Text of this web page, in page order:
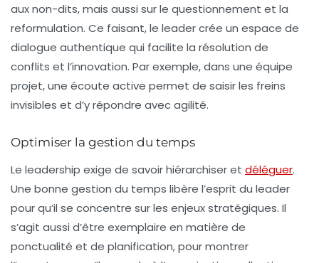
aux non-dits, mais aussi sur le questionnement et la
reformulation. Ce faisant, le leader crée un espace de
dialogue authentique qui facilite la résolution de
conflits et l’innovation. Par exemple, dans une équipe
projet, une écoute active permet de saisir les freins
invisibles et d’y répondre avec agilité.
Optimiser la gestion du temps
Le leadership exige de savoir hiérarchiser et déléguer.
Une bonne gestion du temps libère l’esprit du leader
pour qu’il se concentre sur les enjeux stratégiques. Il
s’agit aussi d’être exemplaire en matière de
ponctualité et de planification, pour montrer